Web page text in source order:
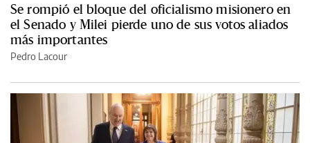
Se rompió el bloque del oficialismo misionero en
el Senado y Milei pierde uno de sus votos aliados
más importantes
Pedro Lacour